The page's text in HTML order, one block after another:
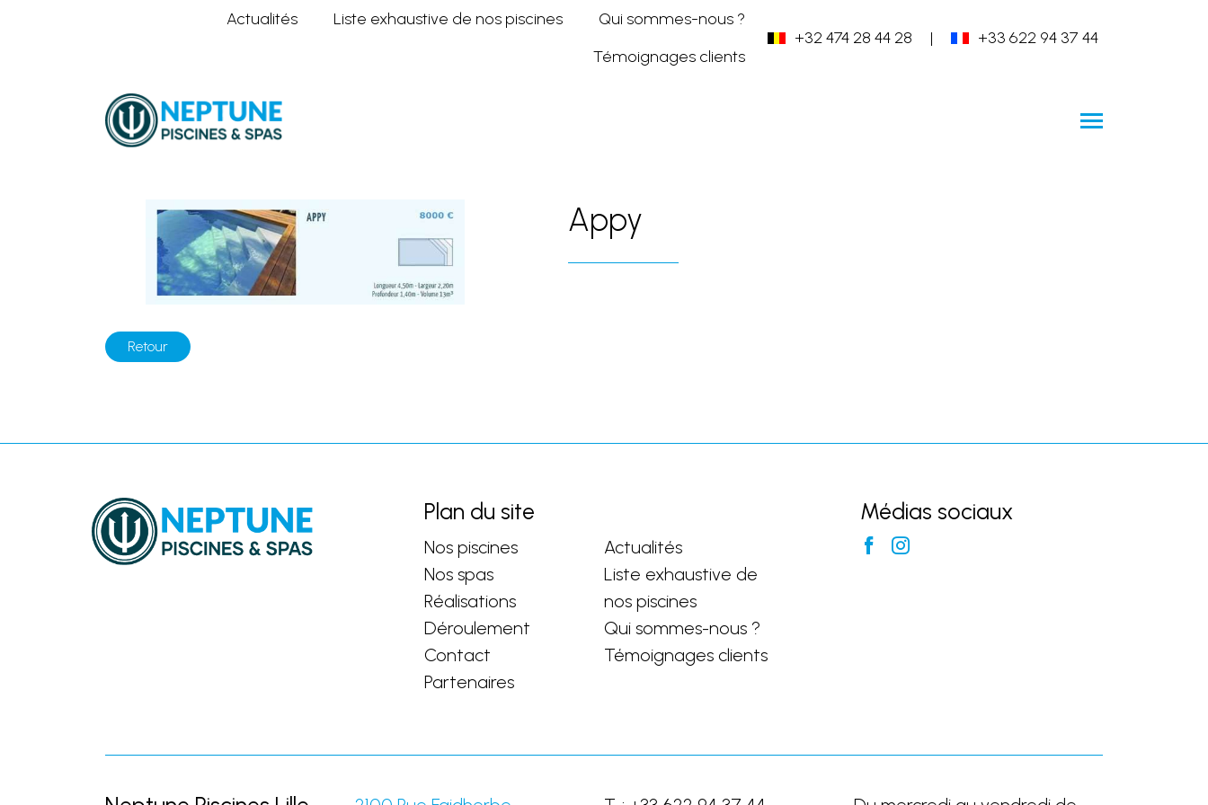
Actualités Liste exhaustive de nos piscines
Qui sommes-nous ?
Témoignages clients
+32 474 28 44 28 | +33 622 94 37 44
Home
Appy
Retour
Plan du site
Nos piscines
Nos spas
Réalisations
Déroulement
Contact
Partenaires
Actualités
Liste exhaustive de
nos piscines
Qui sommes-nous ?
Témoignages clients
Médias sociaux